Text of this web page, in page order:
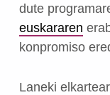
dute
euskararen
konpromiso
Laneki